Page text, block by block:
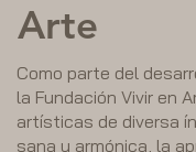
Arte
Como parte del
la Fundación Vivir en
artísticas de diversa
sana y armónica, la